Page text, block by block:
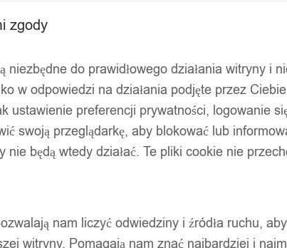
zgody
niezbędne do prawidłowego działania witryny i
w odpowiedzi na działania podjęte przez
ustawienie preferencji prywatności, logowanie
swoją przeglądarkę, aby blokować lub
nie będą wtedy działać. Te pliki cookie nie
nam liczyć odwiedziny i źródła ruchu,
witryny. Pomagają nam znać najbardziej i